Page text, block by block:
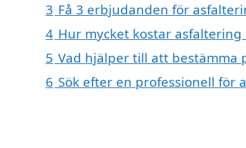
3 Få 3 erbjudanden för
4 Hur mycket kostar asfaltering
5 Vad hjälper till att bestämma
6 Sök efter en professionell för